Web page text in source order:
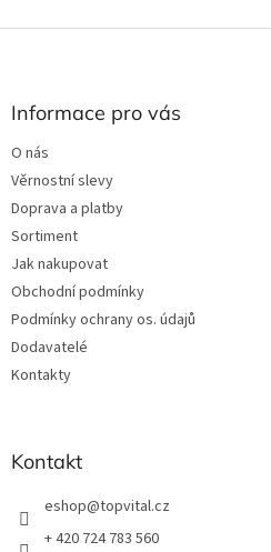
Z
Informace pro vás
O nás
Věrnostní slevy
Doprava a platby
Sortiment
Jak nakupovat
Obchodní podmínky
Podmínky ochrany os. údajů
Dodavatelé
Kontakty
Kontakt
eshop@topvital.cz
+ 420 724 783 560